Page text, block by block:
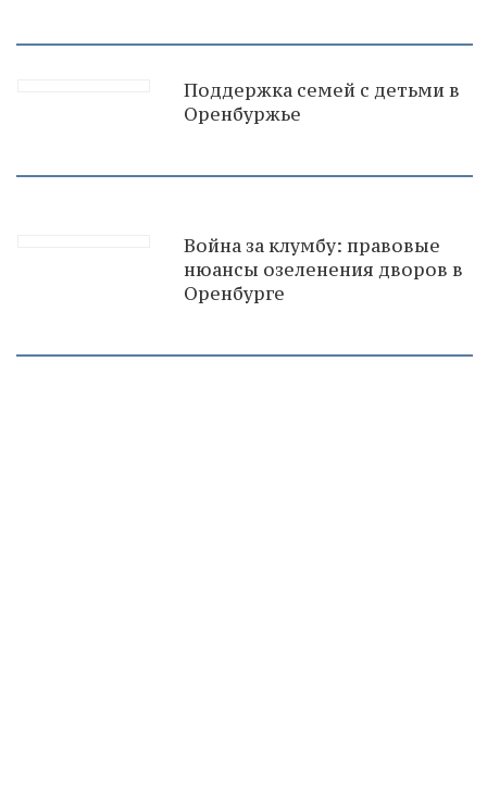
Поддержка семей с детьми в
Оренбуржье
Война за клумбу: правовые
нюансы озеленения дворов в
Оренбурге